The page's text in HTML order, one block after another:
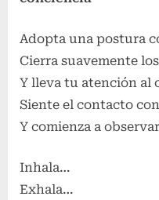
Adopta una postura
Cierra suavemente
Y lleva tu atención al
Siente el contacto
Y comienza a
Inhala…
Exhala…